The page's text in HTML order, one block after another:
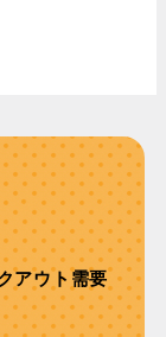
アウト需要